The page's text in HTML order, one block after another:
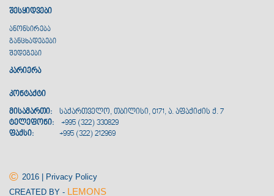
შესყიდვები
ანონსირება
განცხადებები
შედეგები
კარიერა
კონტაქტი
მისამართი:
საქართველო, თბილისი, 0171, ა. აფაქიძის ქ. 7
ტელეფონი: +995 (322) 330829
ფაქსი:
+995 (322) 212969
© 2016 | Privacy Policy
CREATED BY - LEMONS